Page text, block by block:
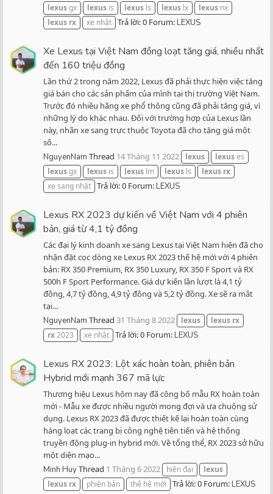
lexusgx lexus is lexus ls lexus lx lexus nx
lexus rx xe nhật Trả lời: 0 Forum:LEXUS
Xe Lexus tại Việt Nam đồng loạt tăng giá, nhiều nhất
đến 160 triệu đồng
Lần thứ 2 trong năm 2022, Lexus đã phải thực hiện việc tăng
giá bán cho các sản phẩm của mình tại thị trường Việt Nam.
Trước đó nhiều hãng xe phổ thông cũng đã phải tăng giá, vì
những lý do khác nhau. Đối với trường hợp của Lexus lần
này, nhãn xe sang trực thuộc Toyota đã cho tăng giá một
số...
NguyenNam Thread 14 Tháng 11 2022 lexus lexuses
lexusgx lexus is lexus lm lexus ls lexus rx
xe sang nhật Trả lời: 0 Forum:LEXUS
Lexus RX 2023 dự kiến về Việt Nam với 4 phiên
bản, giá từ 4,1 tỷ đồng
Các đại lý kinh doanh xe sang Lexus tại Việt Nam hiện đã cho
nhận đặt cọc dòng xe Lexus RX 2023 thế hệ mới với 4 phiên
bản: RX 350 Premium, RX 350 Luxury, RX 350 F Sport và RX
500h F Sport Performance. Giá dự kiến lần lượt là 4,1 tỷ
đồng, 4,7 tỷ đồng, 4,9 tỷ đồng và 5,2 tỷ đồng. Xe sẽ ra mắt
tại...
NguyenNam Thread 31 Tháng 8 2022 lexus lexus rx
rx2023 xe nhật Trả lời: 0 Forum:LEXUS
Lexus RX 2023: Lột xác hoàn toàn, phiên bản
Hybrid mới mạnh 367 mã lực
Thương hiệu Lexus hôm nay đã công bố mẫu RX hoàn toàn
mới - Mẫu xe được nhiều người mong đợi và ưa chuộng sử
dụng. Lexus RX 2023 đã được thiết kế lại hoàn toàn cùng
hàng loạt các trang bị công nghệ tiên tiến và hệ thống
truyền động plug-in hybrid mới. Về tổng thể, RX 2023 sở hữu
một diện mạo...
Minh HuyThread 1 Tháng 6 2022 hiện đại
lexus
lexus rx phiên bản thế hệ mới Trả lời: 0 Forum:LEXUS